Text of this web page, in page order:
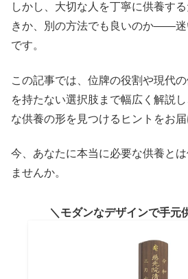
しかし、大切な人を丁寧に供養す
きか、別の方法でも良いのか――迷
です。
この記事では、位牌の役割や現代
を持たない選択肢まで幅広く解説
な供養の形を見つけるヒントをお届
今、あなたに本当に必要な供養と
ませんか。
モダンなデザインで手元